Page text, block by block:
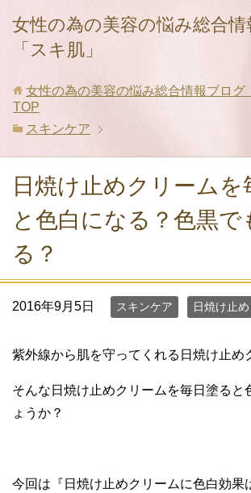
女性の為の美容の悩み総合
「スキ肌」
女性の為の美容の悩み総合情報ブログ
TOP
スキンケア
日焼け止めクリームを
と色白になる？色黒で
る？
2016年9月5日 スキンケア 日焼け止め
紫外線から肌を守ってくれる日焼け止め
そんな日焼け止めクリームを毎日塗ると
ょうか？
今回は『日焼け止めクリームに色白効果